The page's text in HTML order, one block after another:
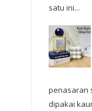
satu ini...
penasaran
dipakai